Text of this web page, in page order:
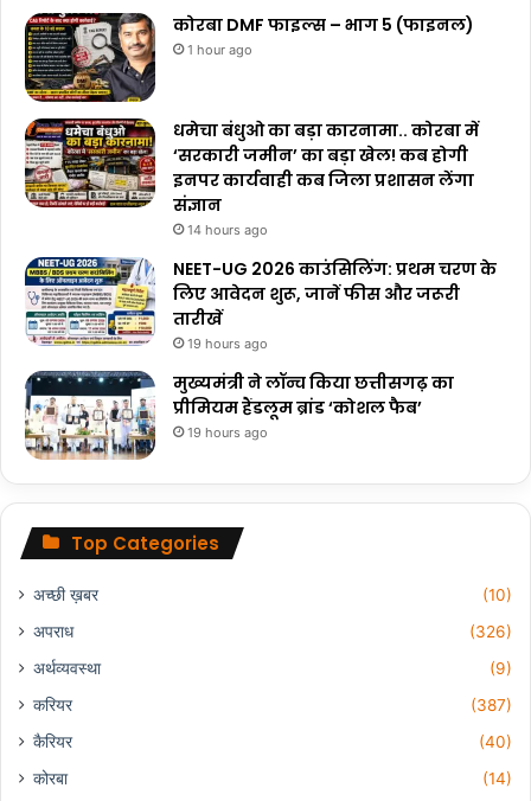
कोरबा DMF फाइल्स – भाग 5 (फाइनल)
1 hour ago
धमेचा बंधुओ का बड़ा कारनामा.. कोरबा में
‘सरकारी जमीन’ का बड़ा खेल! कब होगी
इनपर कार्यवाही कब जिला प्रशासन लेंगा
संज्ञान
14 hours ago
NEET-UG 2026 काउंसिलिंग: प्रथम चरण के
लिए आवेदन शुरू, जानें फीस और जरूरी
तारीखें
19 hours ago
मुख्यमंत्री ने लॉन्च किया छत्तीसगढ़ का
प्रीमियम हैंडलूम ब्रांड ‘कोशल फैब’
19 hours ago
Top Categories
अच्छी ख़बर
(10)
अपराध
(326)
अर्थव्यवस्था
(9)
करियर
(387)
कैरियर
(40)
कोरबा
(14)